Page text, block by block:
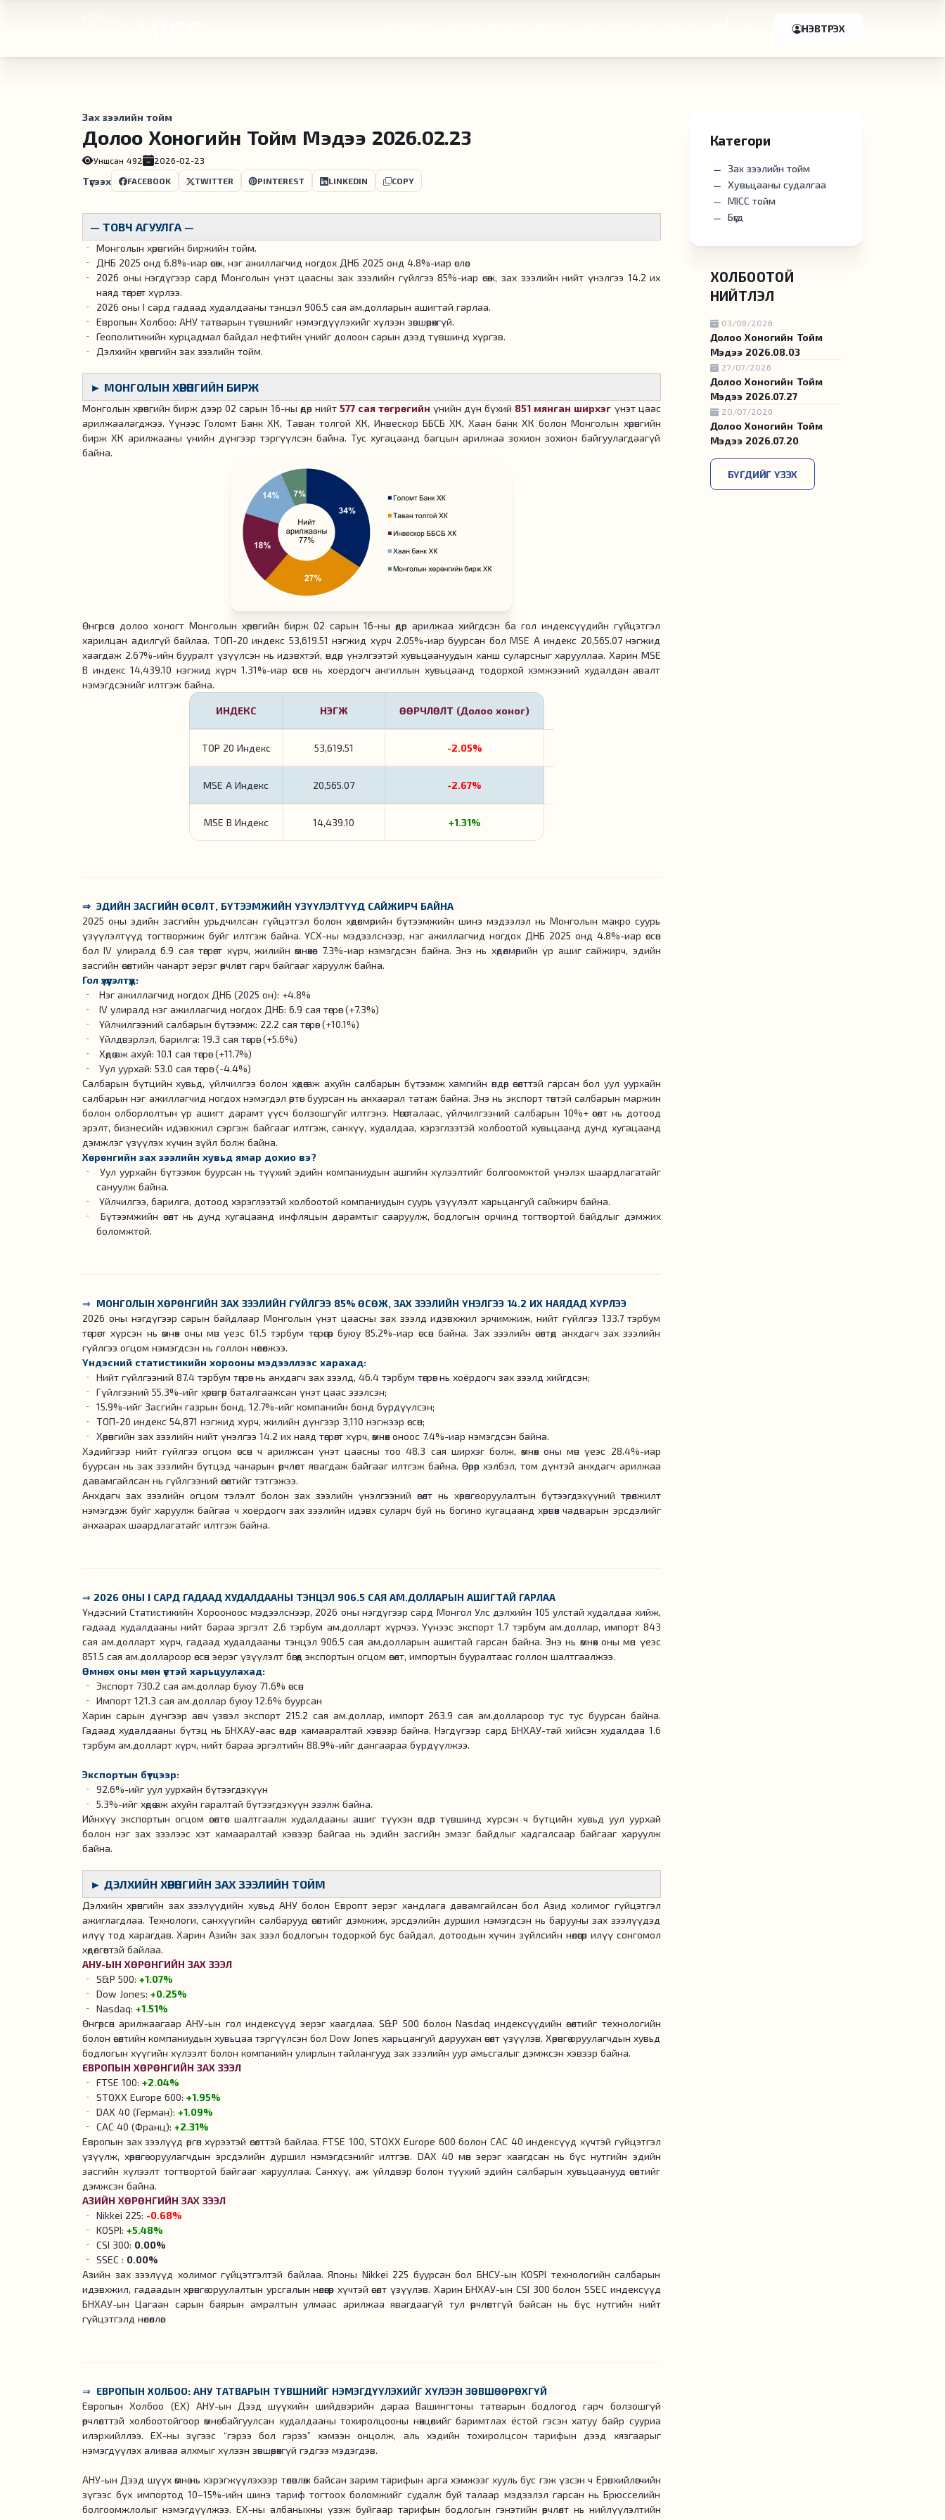
НЭВТРЭХ
Зах зээлийн тойм
Долоо Хоногийн Тойм Мэдээ 2026.02.23
Уншсан 492 2026-02-23
Түгээх FACEBOOK TWITTER PINTEREST LINKEDIN COPY
— ТОВЧ АГУУЛГА —
Монголын хөрөнгийн биржийн тойм.
ДНБ 2025 онд 6.8%-иар өсөж, нэг ажиллагчид ногдох ДНБ 2025 онд 4.8%-иар өслөө.
2026 оны нэгдүгээр сард Монголын үнэт цаасны зах зээлийн гүйлгээ 85%-иар өсөж, зах зээлийн нийт үнэлгээ 14.2 их
наяд төгрөгт хүрлээ.
2026 оны I сард гадаад худалдааны тэнцэл 906.5 сая ам.долларын ашигтай гарлаа.
Европын Холбоо: АНУ татварын түвшнийг нэмэгдүүлэхийг хүлээн зөвшөөрөхгүй.
Геополитикийн хурцадмал байдал нефтийн үнийг долоон сарын дээд түвшинд хүргэв.
Дэлхийн хөрөнгийн зах зээлийн тойм.
► МОНГОЛЫН ХӨРӨНГИЙН БИРЖ
Монголын хөрөнгийн бирж дээр 02 сарын 16-ны өдөр нийт577 сая төгрөгийн үнийн дүн бүхий 851 мянган ширхэг үнэт цаас
арилжаалагджээ. Үүнээс Голомт Банк ХК, Таван толгой ХК, Инвескор ББСБ ХК, Хаан банк ХК болон Монголын хөрөнгийн
бирж ХК арилжааны үнийн дүнгээр тэргүүлсэн байна. Тус хугацаанд багцын арилжаа зохион зохион байгуулагдаагүй
байна.
Өнгөрсөн долоо хоногт Монголын хөрөнгийн бирж 02 сарын 16-ны өдөр арилжаа хийгдсэн ба гол индексүүдийн гүйцэтгэл
харилцан адилгүй байлаа. ТОП-20 индекс 53,619.51 нэгжид хүрч 2.05%-иар буурсан бол MSE A индекс 20,565.07 нэгжид
хаагдаж 2.67%-ийн бууралт үзүүлсэн нь идэвхтэй, өндөр үнэлгээтэй хувьцаануудын ханш суларсныг харууллаа. Харин MSE
B индекс 14,439.10 нэгжид хүрч 1.31%-иар өссөн нь хоёрдогч ангиллын хувьцаанд тодорхой хэмжээний худалдан авалт
нэмэгдсэнийг илтгэж байна.
ИНДЕКС НЭГЖ ӨӨРЧЛӨЛТ (Долоо хоног)
TOP 20 Индекс 53,619.51 -2.05%
MSE A Индекс 20,565.07 -2.67%
MSE B Индекс 14,439.10 +1.31%
⇒ ЭДИЙН ЗАСГИЙН ӨСӨЛТ, БҮТЭЭМЖИЙН ҮЗҮҮЛЭЛТҮҮД САЙЖИРЧ БАЙНА
2025 оны эдийн засгийн урьдчилсан гүйцэтгэл болон хөдөлмөрийн бүтээмжийн шинэ мэдээлэл нь Монголын макро суурь
үзүүлэлтүүд тогтворжиж буйг илтгэж байна. ҮСХ-ны мэдээлснээр, нэг ажиллагчид ногдох ДНБ 2025 онд 4.8%-иар өссөн
бол IV улиралд 6.9 сая төгрөгт хүрч, жилийн өмнөхөөс 7.3%-иар нэмэгдсэн байна. Энэ нь хөдөлмөрийн үр ашиг сайжирч, эдийн
засгийн өсөлтийн чанарт эерэг өөрчлөлт гарч байгааг харуулж байна.
Гол үзүүлэлтүүд:
Нэг ажиллагчид ногдох ДНБ (2025 он): +4.8%
IV улиралд нэг ажиллагчид ногдох ДНБ: 6.9 сая төгрөг (+7.3%)
Үйлчилгээний салбарын бүтээмж: 22.2 сая төгрөг (+10.1%)
Үйлдвэрлэл, барилга: 19.3 сая төгрөг (+5.6%)
Хөдөө аж ахуй: 10.1 сая төгрөг (+11.7%)
Уул уурхай: 53.0 сая төгрөг (-4.4%)
Салбарын бүтцийн хувьд, үйлчилгээ болон хөдөө аж ахуйн салбарын бүтээмж хамгийн өндөр өсөлттэй гарсан бол уул уурхайн
салбарын нэг ажиллагчид ногдох нэмэгдэл өртөг буурсан нь анхаарал татаж байна. Энэ нь экспорт төвтэй салбарын маржин
болон олборлолтын үр ашигт дарамт үүсч болзошгүйг илтгэнэ. Нөгөө талаас, үйлчилгээний салбарын 10%+ өсөлт нь дотоод
эрэлт, бизнесийн идэвхжил сэргэж байгааг илтгэж, санхүү, худалдаа, хэрэглээтэй холбоотой хувьцаанд дунд хугацаанд
дэмжлэг үзүүлэх хүчин зүйл болж байна.
Хөрөнгийн зах зээлийн хувьд ямар дохио вэ?
Уул уурхайн бүтээмж буурсан нь түүхий эдийн компаниудын ашгийн хүлээлтийг болгоомжтой үнэлэх шаардлагатайг
сануулж байна.
Үйлчилгээ, барилга, дотоод хэрэглээтэй холбоотой компаниудын суурь үзүүлэлт харьцангуй сайжирч байна.
Бүтээмжийн өсөлт нь дунд хугацаанд инфляцын дарамтыг сааруулж, бодлогын орчинд тогтвортой байдлыг дэмжих
боломжтой.
⇒ МОНГОЛЫН ХӨРӨНГИЙН ЗАХ ЗЭЭЛИЙН ГҮЙЛГЭЭ 85% ӨСӨЖ, ЗАХ ЗЭЭЛИЙН ҮНЭЛГЭЭ 14.2 ИХ НАЯДАД ХҮРЛЭЭ
2026 оны нэгдүгээр сарын байдлаар Монголын үнэт цаасны зах зээлд идэвхжил эрчимжиж, нийт гүйлгээ 133.7 тэрбум
төгрөгт хүрсэн нь өмнөх оны мөн үеэс 61.5 тэрбум төгрөгөөр буюу 85.2%-иар өссөн байна. Зах зээлийн өсөлтөд анхдагч зах зээлийн
гүйлгээ огцом нэмэгдсэн нь голлон нөлөөлжээ.
Үндэсний статистикийн хорооны мэдээллээс харахад:
Нийт гүйлгээний 87.4 тэрбум төгрөг нь анхдагч зах зээлд, 46.4 тэрбум төгрөг нь хоёрдогч зах зээлд хийгдсэн;
Гүйлгээний 55.3%-ийг хөрөнгөөр баталгаажсан үнэт цаас эзэлсэн;
15.9%-ийг Засгийн газрын бонд, 12.7%-ийг компанийн бонд бүрдүүлсэн;
ТОП-20 индекс 54,871 нэгжид хүрч, жилийн дүнгээр 3,110 нэгжээр өссөн;
Хөрөнгийн зах зээлийн нийт үнэлгээ 14.2 их наяд төгрөгт хүрч, өмнөх оноос 7.4%-иар нэмэгдсэн байна.
Хэдийгээр нийт гүйлгээ огцом өссөн ч арилжсан үнэт цаасны тоо 48.3 сая ширхэг болж, өмнөх оны мөн үеэс 28.4%-иар
буурсан нь зах зээлийн бүтцэд чанарын өөрчлөлт явагдаж байгааг илтгэж байна. Өөрөөр хэлбэл, том дүнтэй анхдагч арилжаа
давамгайлсан нь гүйлгээний өсөлтийг тэтгэжээ.
Анхдагч зах зээлийн огцом тэлэлт болон зах зээлийн үнэлгээний өсөлт нь хөрөнгө оруулалтын бүтээгдэхүүний төрөлжилт
нэмэгдэж буйг харуулж байгаа ч хоёрдогч зах зээлийн идэвх суларч буй нь богино хугацаанд хөрвөх чадварын эрсдэлийг
анхаарах шаардлагатайг илтгэж байна.
⇒ 2026 ОНЫ I САРД ГАДААД ХУДАЛДААНЫ ТЭНЦЭЛ 906.5 САЯ АМ.ДОЛЛАРЫН АШИГТАЙ ГАРЛАА
Үндэсний Статистикийн Хорооноос мэдээлснээр, 2026 оны нэгдүгээр сард Монгол Улс дэлхийн 105 улстай худалдаа хийж,
гадаад худалдааны нийт бараа эргэлт 2.6 тэрбум ам.долларт хүрчээ. Үүнээс экспорт 1.7 тэрбум ам.доллар, импорт 843
сая ам.долларт хүрч, гадаад худалдааны тэнцэл 906.5 сая ам.долларын ашигтай гарсан байна. Энэ нь өмнөх оны мөн үеэс
851.5 сая ам.доллароор өссөн эерэг үзүүлэлт бөгөөд экспортын огцом өсөлт, импортын бууралтаас голлон шалтгаалжээ.
Өмнөх оны мөн үетэй харьцуулахад:
Экспорт 730.2 сая ам.доллар буюу 71.6% өссөн
Импорт 121.3 сая ам.доллар буюу 12.6% буурсан
Харин сарын дүнгээр авч үзвэл экспорт 215.2 сая ам.доллар, импорт 263.9 сая ам.доллароор тус тус буурсан байна.
Гадаад худалдааны бүтэц нь БНХАУ-аас өндөр хамааралтай хэвээр байна. Нэгдүгээр сард БНХАУ-тай хийсэн худалдаа 1.6
тэрбум ам.долларт хүрч, нийт бараа эргэлтийн 88.9%-ийг дангаараа бүрдүүлжээ.
Экспортын бүтцээр:
92.6%-ийг уул уурхайн бүтээгдэхүүн
5.3%-ийг хөдөө аж ахуйн гаралтай бүтээгдэхүүн эзэлж байна.
Ийнхүү экспортын огцом өсөлтөөс шалтгаалж худалдааны ашиг түүхэн өндөр түвшинд хүрсэн ч бүтцийн хувьд уул уурхай
болон нэг зах зээлээс хэт хамааралтай хэвээр байгаа нь эдийн засгийн эмзэг байдлыг хадгалсаар байгааг харуулж
байна.
► ДЭЛХИЙН ХӨРӨНГИЙН ЗАХ ЗЭЭЛИЙН ТОЙМ
Дэлхийн хөрөнгийн зах зээлүүдийн хувьд АНУ болон Европт эерэг хандлага давамгайлсан бол Азид холимог гүйцэтгэл
ажиглагдлаа. Технологи, санхүүгийн салбарууд өсөлтийг дэмжиж, эрсдэлийн дуршил нэмэгдсэн нь барууны зах зээлүүдэд
илүү тод харагдав. Харин Азийн зах зээл бодлогын тодорхой бус байдал, дотоодын хүчин зүйлсийн нөлөөгөөр илүү сонгомол
хөдөлгөөнтэй байлаа.
АНУ-ЫН ХӨРӨНГИЙН ЗАХ ЗЭЭЛ
S&P 500: +1.07%
Dow Jones: +0.25%
Nasdaq: +1.51%
Өнгөрсөн арилжаагаар АНУ-ын гол индексүүд эерэг хаагдлаа. S&P 500 болон Nasdaq индексүүдийн өсөлтийг технологийн
болон өсөлтийн компаниудын хувьцаа тэргүүлсэн бол Dow Jones харьцангуй даруухан өсөлт үзүүлэв. Хөрөнгө оруулагчдын хувьд
бодлогын хүүгийн хүлээлт болон компанийн улирлын тайлангууд зах зээлийн уур амьсгалыг дэмжсэн хэвээр байна.
ЕВРОПЫН ХӨРӨНГИЙН ЗАХ ЗЭЭЛ
FTSE 100: +2.04%
STOXX Europe 600: +1.95%
DAX 40 (Герман): +1.09%
CAC 40 (Франц): +2.31%
Европын зах зээлүүд өргөн хүрээтэй өсөлттэй байлаа. FTSE 100, STOXX Europe 600 болон CAC 40 индексүүд хүчтэй гүйцэтгэл
үзүүлж, хөрөнгө оруулагчдын эрсдэлийн дуршил нэмэгдсэнийг илтгэв. DAX 40 мөн эерэг хаагдсан нь бүс нутгийн эдийн
засгийн хүлээлт тогтвортой байгааг харууллаа. Санхүү, аж үйлдвэр болон түүхий эдийн салбарын хувьцаанууд өсөлтийг
дэмжсэн байна.
АЗИЙН ХӨРӨНГИЙН ЗАХ ЗЭЭЛ
Nikkei 225: -0.68%
KOSPI: +5.48%
CSI 300: 0.00%
SSEC : 0.00%
Азийн зах зээлүүд холимог гүйцэтгэлтэй байлаа. Японы Nikkei 225 буурсан бол БНСУ-ын KOSPI технологийн салбарын
идэвхжил, гадаадын хөрөнгө оруулалтын урсгалын нөлөөгөөр хүчтэй өсөлт үзүүлэв. Харин БНХАУ-ын CSI 300 болон SSEC индексүүд
БНХАУ-ын Цагаан сарын баярын амралтын улмаас арилжаа явагдаагүй тул өөрчлөлтгүй байсан нь бүс нутгийн нийт
гүйцэтгэлд нөлөөллөө.
⇒ ЕВРОПЫН ХОЛБОО: АНУ ТАТВАРЫН ТҮВШНИЙГ НЭМЭГДҮҮЛЭХИЙГ ХҮЛЭЭН ЗӨВШӨӨРӨХГҮЙ
Европын Холбоо (ЕХ) АНУ-ын Дээд шүүхийн шийдвэрийн дараа Вашингтоны татварын бодлогод гарч болзошгүй
өөрчлөлттэй холбоотойгоор өмнө байгуулсан худалдааны тохиролцооны нөхцөлийг баримтлах ёстой гэсэн хатуу байр сууриа
илэрхийллээ. ЕХ-ны зүгээс “гэрээ бол гэрээ” хэмээн онцолж, аль хэдийн тохиролцсон тарифын дээд хязгаарыг
нэмэгдүүлэх аливаа алхмыг хүлээн зөвшөөрөхгүй гэдгээ мэдэгдэв.
АНУ-ын Дээд шүүх өмнө нь хэрэгжүүлэхээр төлөвлөж байсан зарим тарифын арга хэмжээг хууль бус гэж үзсэн ч Ерөнхийлөгчийн
зүгээс бүх импортод 10–15%-ийн шинэ тариф тогтоох боломжийг судалж буй талаар мэдээлэл гарсан нь Брюсселийн
болгоомжлолыг нэмэгдүүлжээ. ЕХ-ны албаныхны үзэж буйгаар тарифын бодлогын гэнэтийн өөрчлөлт нь нийлүүлэлтийн
Категори
Зах зээлийн тойм
Хувьцааны судалгаа
MICC тойм
Бүгд
ХОЛБООТОЙ
НИЙТЛЭЛ
03/08/2026
Долоо Хоногийн Тойм
Мэдээ 2026.08.03
27/07/2026
Долоо Хоногийн Тойм
Мэдээ 2026.07.27
20/07/2026
Долоо Хоногийн Тойм
Мэдээ 2026.07.20
БҮГДИЙГ ҮЗЭХ